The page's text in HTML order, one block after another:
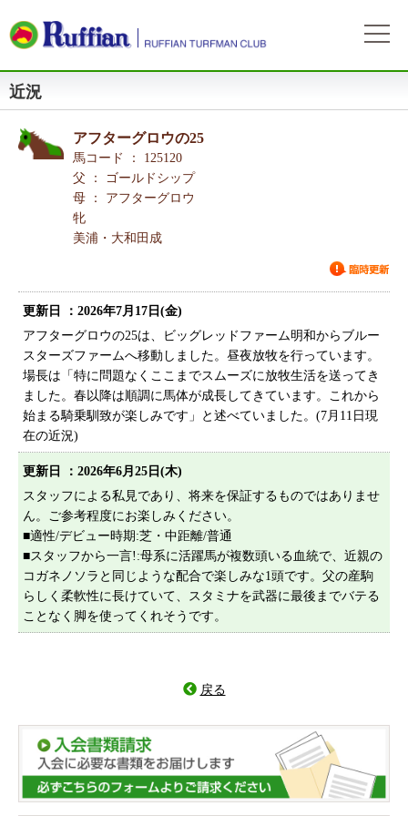
近況
アフターグロウの25
馬コード ： 125120
父 ： ゴールドシップ
母 ： アフターグロウ
牝
美浦・大和田成
更新日 ：2026年7月17日(金)
アフターグロウの25は、ビッグレッドファーム明和からブルー
スターズファームへ移動しました。昼夜放牧を行っています。
場長は「特に問題なくここまでスムーズに放牧生活を送ってき
ました。春以降は順調に馬体が成長してきています。これから
始まる騎乗馴致が楽しみです」と述べていました。(7月11日現
在の近況)
更新日 ：2026年6月25日(木)
スタッフによる私見であり、将来を保証するものではありませ
ん。ご参考程度にお楽しみください。
■適性/デビュー時期:芝・中距離/普通
■スタッフから一言!:母系に活躍馬が複数頭いる血統で、近親の
コガネノソラと同じような配合で楽しみな1頭です。父の産駒
らしく柔軟性に長けていて、スタミナを武器に最後までバテる
ことなく脚を使ってくれそうです。
戻る
会員サービスとイベント
会員募集
募集概要
お申込方法
費用と分配等
募集馬情報
募集馬ラインナップ
募集馬情報一覧
出走情報
出走確定
所属馬情報
近況
リンク集
リンク集
よくある質問 お問い合わせ
プライバシーポリシー
サイトマップ
ログイン
自動ログイン パスワードをお忘れの方